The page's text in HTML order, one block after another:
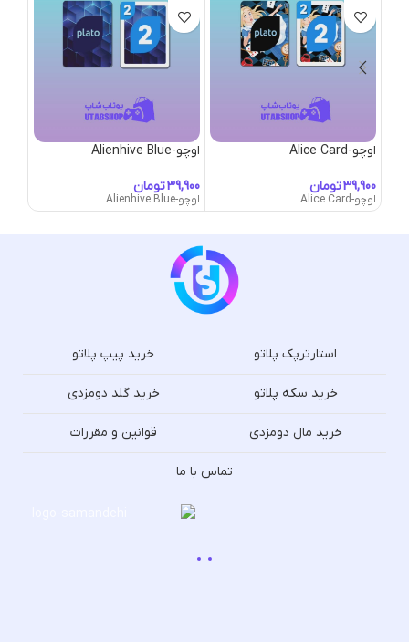
اوچو-Alice Card
تومان
اوچو-Alice Card
اوچو-Alienhive Blue
تومان
اوچو-Alienhive Blue
استارترپک پلاتو خرید پیپ پلاتو
خرید سکه پلاتو خرید گلد دومزدی
خرید مال دومزدی قوانین و مقررات
تماس با ما